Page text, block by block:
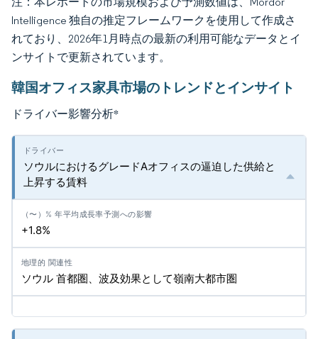
Intelligence 独自の推定フレームワークを使用して作成さ
れており、2026年1月時点の最新の利用可能なデータとイ
ンサイトで更新されています。
韓国オフィス家具市場のトレンドとインサイト
ドライバー影響分析*
ソウルにおけるグレードAオフィスの逼迫した供給と
上昇する賃料
+1.8%
ソウル 首都圏、波及効果として嶺南大都市圏